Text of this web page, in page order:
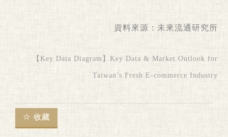
資料來源： 未來流通研究所
【Key Data Diagram】Key Data & Market Outlook for
Taiwan’s Fresh E-commerce Industry
收藏